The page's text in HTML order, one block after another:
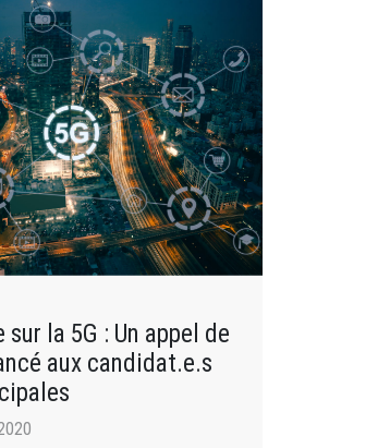
la 5G : Un appel de
aux candidat.e.s